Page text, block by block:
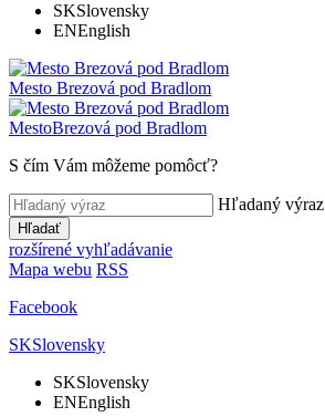
SKSlovensky
ENEnglish
Mesto Brezová pod Bradlom
MestoBrezová pod Bradlom
S čím Vám môžeme pomôcť?
Hľadaný výraz
Hľadať
rozšírené vyhľadávanie
Mapa webu RSS
Facebook
SKSlovensky
SKSlovensky
ENEnglish